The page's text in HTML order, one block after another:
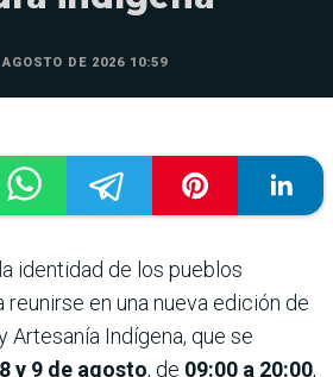
AGOSTO DE 2026 10:59
identidad de los pueblos
reunirse en una nueva edición de
Artesanía Indígena, que se
8 y 9 de agosto, de 09:00 a 20:00,